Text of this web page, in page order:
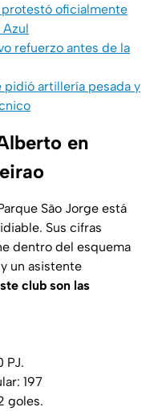
oficialmente
refuerzo antes de la
pidió artillería pesada y
en
São Jorge está
Sus cifras
dentro del esquema
un asistente
club son las
PJ.
197
goles.